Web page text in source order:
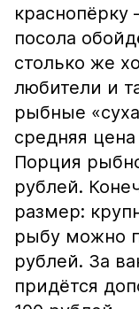
краснопёрку
посола
столько же
любители и
рыбные
средняя
Порция
рублей.
размер:
рыбу можно
рублей. За
придётся